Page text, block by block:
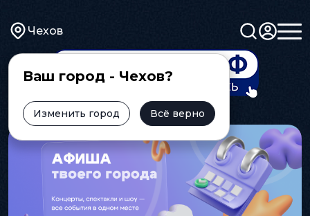
Чехов
Ваш город - Чехов?
Изменить город Всё верно